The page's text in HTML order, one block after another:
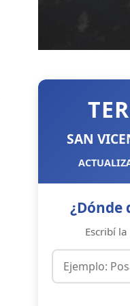
SAN
¿Dónde
Escribí